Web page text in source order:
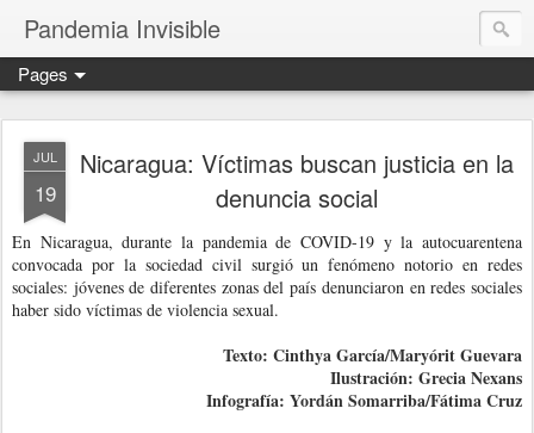
Pandemia Invisible
Pages
JUL
19
Nicaragua: Víctimas buscan justicia en la
denuncia social
En Nicaragua, durante la pandemia de COVID-19 y la autocuarentena
convocada por la sociedad civil surgió un fenómeno notorio en redes
sociales: jóvenes de diferentes zonas del país denunciaron en redes sociales
haber sido víctimas de violencia sexual.
Texto: Cinthya García/Maryórit Guevara
Ilustración: Grecia Nexans
Infografía: Yordán Somarriba/Fátima Cruz